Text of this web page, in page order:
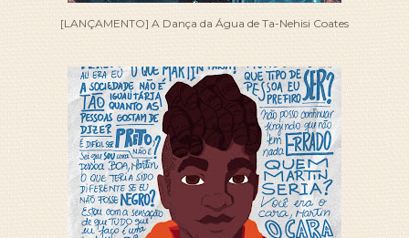
[LANÇAMENTO] A Dança da Água de Ta-Nehisi Coates